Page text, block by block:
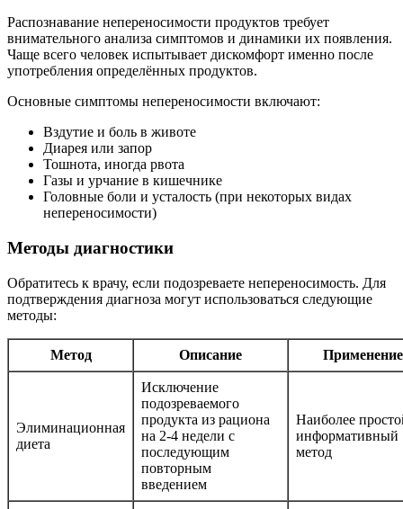
Распознавание непереносимости продуктов требует
внимательного анализа симптомов и динамики их появления.
Чаще всего человек испытывает дискомфорт именно после
употребления определённых продуктов.
Основные симптомы непереносимости включают:
Вздутие и боль в животе
Диарея или запор
Тошнота, иногда рвота
Газы и урчание в кишечнике
Головные боли и усталость (при некоторых видах
непереносимости)
Методы диагностики
Обратитесь к врачу, если подозреваете непереносимость. Для
подтверждения диагноза могут использоваться следующие
методы:
Метод Описание Применение
Элиминационная
диета
Исключение
подозреваемого
продукта из рациона
на 2-4 недели с
последующим
повторным
введением
Наиболее
информативный
метод